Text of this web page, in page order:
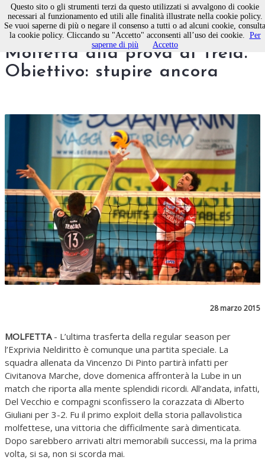
Pallavolo Exprivia Neldiritto
Molfetta alla prova di Treia.
Obiettivo: stupire ancora
28 marzo 2015
MOLFETTA - L’ultima trasferta della regular season per
l’Exprivia Neldiritto è comunque una partita speciale. La
squadra allenata da Vincenzo Di Pinto partirà infatti per
Civitanova Marche, dove domenica affronterà la Lube in un
match che riporta alla mente splendidi ricordi. All’andata, infatti,
Del Vecchio e compagni sconfissero la corazzata di Alberto
Giuliani per 3-2. Fu il primo exploit della storia pallavolistica
molfettese, una vittoria che difficilmente sarà dimenticata.
Dopo sarebbero arrivati altri memorabili successi, ma la prima
volta, si sa, non si scorda mai.
Questo sito o gli strumenti terzi da questo utilizzati si avvalgono di cookie
necessari al funzionamento ed utili alle finalità illustrate nella cookie policy.
Se vuoi saperne di più o negare il consenso a tutti o ad alcuni cookie, consulta
la cookie policy. Cliccando su "Accetto" acconsenti all’uso dei cookie. Per
saperne di più
Accetto